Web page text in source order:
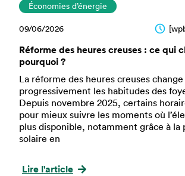
Économies d’énergie
09/06/2026
Réforme des heures creuses : ce qui
pourquoi ?
La réforme des heures creuses change
progressivement les habitudes des
Depuis novembre 2025, certains
pour mieux suivre les moments où
plus disponible, notamment grâce à la
solaire en
Lire l'article